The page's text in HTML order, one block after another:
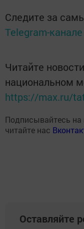
Следите за
Telegram-канале
Читайте
национальном
https://max.ru/
Подписывайтесь
читайте нас
Оставляйте